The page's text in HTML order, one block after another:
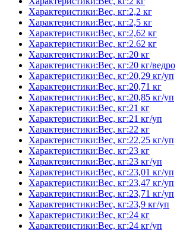
Характеристики:Вес, кг:2,2 кг
Характеристики:Вес, кг:2,5 кг
Характеристики:Вес, кг:2,62 кг
Характеристики:Вес, кг:2.62 кг
Характеристики:Вес, кг:20 кг
Характеристики:Вес, кг:20 кг/ведро
Характеристики:Вес, кг:20,29 кг/уп
Характеристики:Вес, кг:20,71 кг
Характеристики:Вес, кг:20,85 кг/уп
Характеристики:Вес, кг:21 кг
Характеристики:Вес, кг:21 кг/уп
Характеристики:Вес, кг:22 кг
Характеристики:Вес, кг:22,25 кг/уп
Характеристики:Вес, кг:23 кг
Характеристики:Вес, кг:23 кг/уп
Характеристики:Вес, кг:23,01 кг/уп
Характеристики:Вес, кг:23,47 кг/уп
Характеристики:Вес, кг:23,71 кг/уп
Характеристики:Вес, кг:23,9 кг/уп
Характеристики:Вес, кг:24 кг
Характеристики:Вес, кг:24 кг/уп